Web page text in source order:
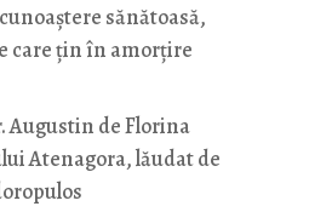
sănătoasă,
care țin în amorțire
de Florina
Atenagora, lăudat de